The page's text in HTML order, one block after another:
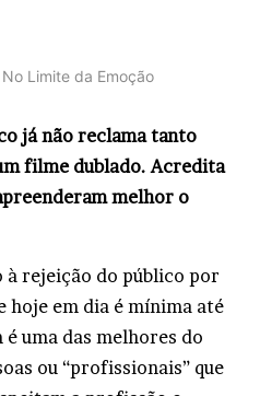
Limite da Emoção
já não reclama tanto
filme dublado. Acredita
melhor o
à rejeição do público por
hoje em dia é mínima até
uma das melhores do
ou “profissionais” que